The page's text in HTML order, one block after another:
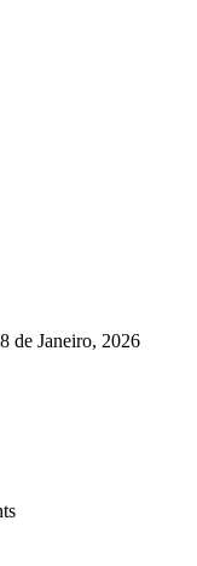
8 de Janeiro, 2026